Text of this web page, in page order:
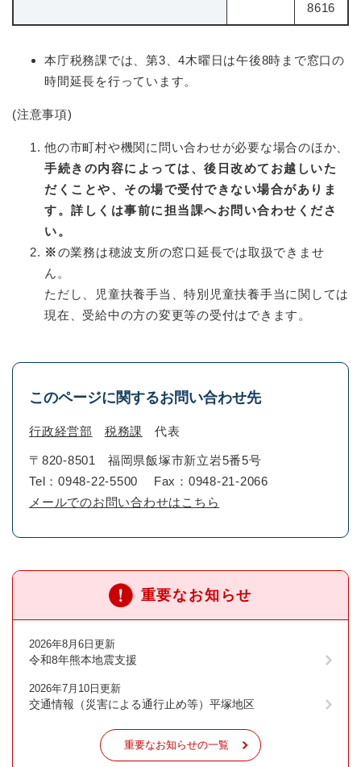
8616
本庁税務課では、第3、4木曜日は午後8時まで窓口の
時間延長を行っています。
(注意事項)
他の市町村や機関に問い合わせが必要な場合のほか、
手続きの内容によっては、後日改めてお越しいた
だくことや、その場で受付できない場合がありま
す。詳しくは事前に担当課へお問い合わせくださ
い。
※の業務は穂波支所の窓口延長では取扱できませ
ん。
ただし、児童扶養手当、特別児童扶養手当に関しては
現在、受給中の方の変更等の受付はできます。
このページに関するお問い合わせ先
行政経営部 税務課 代表
〒820-8501
福岡県飯塚市新立岩5番5号
Tel：0948-22-5500
Fax：0948-21-2066
メールでのお問い合わせはこちら
重要なお知らせ
2026年8月6日更新
令和8年熊本地震支援
2026年7月10日更新
交通情報（災害による通行止め等）平塚地区
重要なお知らせの一覧